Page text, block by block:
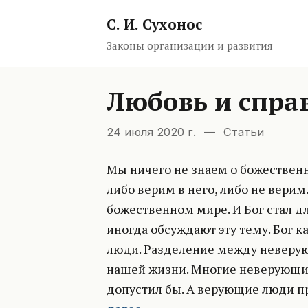
С. И. Сухонос
Законы организации и развития
Любовь и
24 июля 2020 г. — Статьи
Мы ничего не знаем о
либо верим в него, либо не
божественном мире. И Бог стал
иногда обсуждают эту тему. Бог
люди. Разделение между
нашей жизни. Многие
допустил бы. А верующие люди